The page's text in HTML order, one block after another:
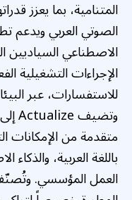
المتنامية، بما يعزز
الصوتي العربي ويدعم
الاصطناعي السياديين
الإجراءات التشغيلية
للاستفسارات، عبر
متقدمة من الإمكانات
باللغة العربية،
العمل المؤسسي. وتُصنّف